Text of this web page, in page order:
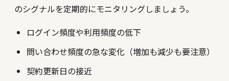
のシグナルを定期的にモニタリングしましょう。
ログイン頻度や利用頻度の低下
問い合わせ頻度の急な変化（増加も減少も要注意）
契約更新日の接近